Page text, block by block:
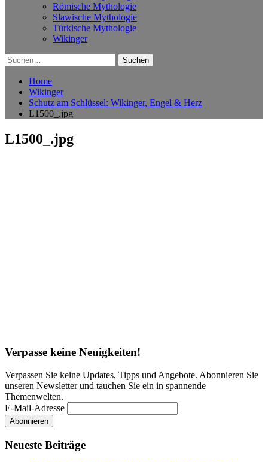
Römische Mythologie
Slawische Mythologie
Türkische Mythologie
Wikinger
Suchen
nach:
Home
Wikinger
Schutz am Schlüssel: Wikinger, Engel & Herz
L1500_.jpg
L1500_.jpg
Verpasse keine Neuigkeiten!
Verpassen Sie keine Updates, Tipps und Angebote. Abonnieren Sie
unseren Newsletter und tauchen Sie ein in spannende
Themenwelten.
E-Mail-Adresse
Neueste Beiträge